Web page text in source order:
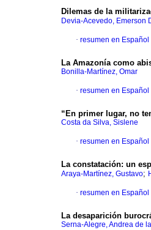
Dilemas de la
Devia-Acevedo, Emerson
· resumen en Español
La Amazonía como
Bonilla-Martínez, Omar
· resumen en Español
“En primer lugar, no
Costa da Silva, Sislene
· resumen en Español
La constatación: un
Araya-Martínez, Gustavo;
· resumen en Español
La desaparición
Serna-Alegre, Andrea de la